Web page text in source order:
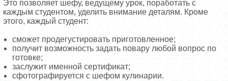
Это позволяет шефу, ведущему урок, поработать с
каждым студентом, уделить внимание деталям. Кроме
этого, каждый студент:
сможет продегустировать приготовленное;
получит возможность задать повару любой вопрос по
готовке;
заслужит именной сертификат;
сфотографируется с шефом кулинарии.